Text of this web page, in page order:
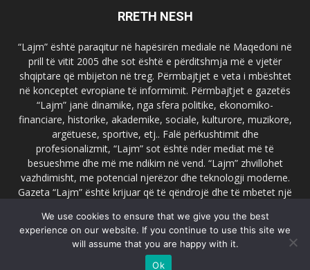
RRETH NESH
“Lajm” është paraqitur në hapësirën mediale në Maqedoni në
prill të vitit 2005 dhe sot është e përditshmja më e vjetër
shqiptare që mbijeton në treg. Përmbajtjet e veta i mbështet
në konceptet evropiane të informimit. Përmbajtjet e gazetës
“Lajm” janë dinamike, nga sfera politike, ekonomiko-
financiare, historike, akademike, sociale, kulturore, muzikore,
argëtuese, sportive, etj.. Falë përkushtimit dhe
profesionalizmit, “Lajm” sot është ndër mediat më të
besueshme dhe më me ndikim në vend. “Lajm” zhvillohet
vazhdimisht, me potencial njerëzor dhe teknologji moderne.
Gazeta “Lajm” është krijuar që të qëndrojë dhe të mbetet një
faqja zyrtare e gazetës “Lajm”, www.lajmpress.org është një
ndër portalet më të njohur në Maqedoni.
lajm.sk@gmail.com
We use cookies to ensure that we give you the best
experience on our website. If you continue to use this site we
will assume that you are happy with it.
Ok